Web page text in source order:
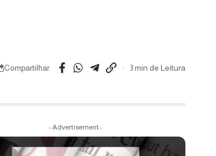
Compartilhar 3 min de Leitura
- Advertisement -